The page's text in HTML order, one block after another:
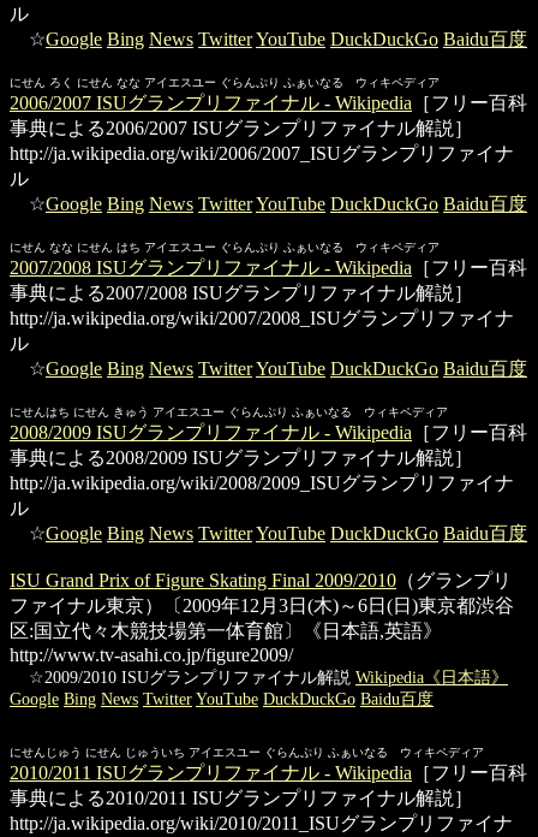
ル
☆Google Bing News TwitterYouTube DuckDuckGo Baidu百度
にせん ろく にせん なな アイエスユー ぐらんぷり ふぁいなる ウィキペディア
2006/2007 ISUグランプリファイナル - Wikipedia ［フリー百科
事典による2006/2007 ISUグランプリファイナル解説］
http://ja.wikipedia.org/wiki/2006/2007_ISUグランプリファイナ
ル
☆Google Bing News TwitterYouTube DuckDuckGo Baidu百度
にせん なな にせん はち アイエスユー ぐらんぷり ふぁいなる ウィキペディア
2007/2008 ISUグランプリファイナル - Wikipedia ［フリー百科
事典による2007/2008 ISUグランプリファイナル解説］
http://ja.wikipedia.org/wiki/2007/2008_ISUグランプリファイナ
ル
☆Google Bing News TwitterYouTube DuckDuckGo Baidu百度
にせんはち にせん きゅう アイエスユー ぐらんぷり ふぁいなる ウィキペディア
2008/2009 ISUグランプリファイナル - Wikipedia ［フリー百科
事典による2008/2009 ISUグランプリファイナル解説］
http://ja.wikipedia.org/wiki/2008/2009_ISUグランプリファイナ
ル
☆Google Bing News TwitterYouTube DuckDuckGo Baidu百度
ISU Grand Prix of Figure Skating Final 2009/2010 （グランプリ
ファイナル東京）〔2009年12月3日(木)～6日(日)東京都渋谷
区:国立代々木競技場第一体育館〕《日本語,英語》
http://www.tv-asahi.co.jp/figure2009/
☆2009/2010 ISUグランプリファイナル解説 Wikipedia《日本語》
Google Bing News Twitter YouTube DuckDuckGo Baidu百度
にせんじゅう にせん じゅういち アイエスユー ぐらんぷり ふぁいなる ウィキペディア
2010/2011 ISUグランプリファイナル - Wikipedia ［フリー百科
事典による2010/2011 ISUグランプリファイナル解説］
http://ja.wikipedia.org/wiki/2010/2011_ISUグランプリファイナ